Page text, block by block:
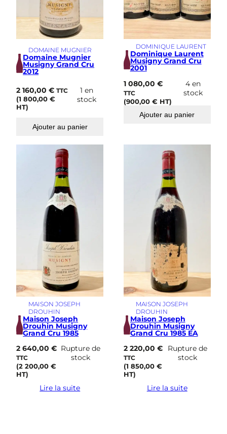
DOMAINE MUGNIER
Domaine Mugnier
Musigny Grand Cru
2012
2 160,00€ TTC
(1 800,00€
HT)
1 en
stock
Ajouter au panier
DOMINIQUE LAURENT
Dominique Laurent
Musigny Grand Cru
2001
1 080,00 €
TTC
(900,00 €HT)
4 en
stock
Ajouter au panier
MAISON JOSEPH
DROUHIN
Maison Joseph
Drouhin Musigny
Grand Cru 1985
2 640,00€
TTC
(2 200,00€
HT)
Rupture de
stock
Lire la suite
MAISON JOSEPH
DROUHIN
Maison Joseph
Drouhin Musigny
Grand Cru 1985 EA
2 220,00 €
TTC
(1 850,00 €
HT)
Rupture de
stock
Lire la suite